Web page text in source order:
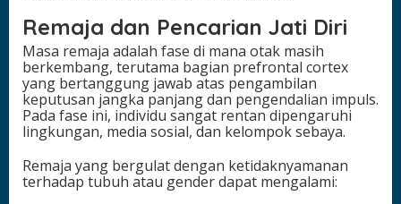
Remaja dan Pencarian Jati Diri
Masa remaja adalah fase di mana otak masih
berkembang, terutama bagian prefrontal cortex
yang bertanggung jawab atas pengambilan
keputusan jangka panjang dan pengendalian impuls.
Pada fase ini, individu sangat rentan dipengaruhi
lingkungan, media sosial, dan kelompok sebaya.
Remaja yang bergulat dengan ketidaknyamanan
terhadap tubuh atau gender dapat mengalami: